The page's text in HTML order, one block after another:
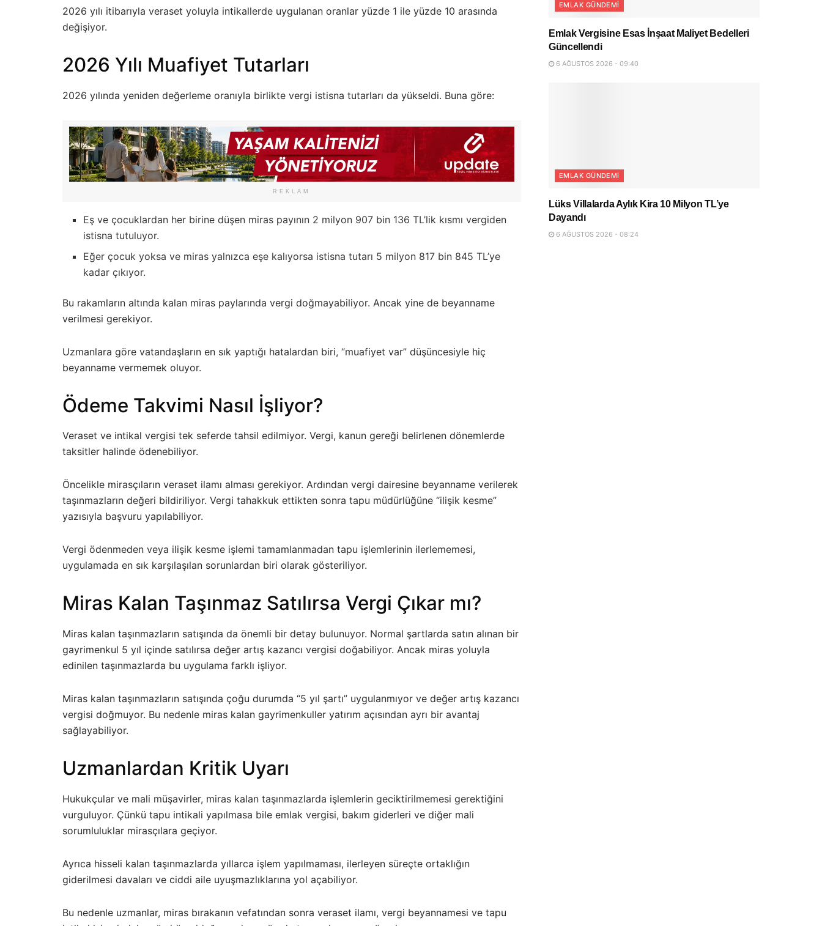
2026 yılı itibarıyla veraset yoluyla intikallerde uygulanan oranlar yüzde 1 ile yüzde 10 arasında
değişiyor.
2026 Yılı Muafiyet Tutarları
2026 yılında yeniden değerleme oranıyla birlikte vergi istisna tutarları da yükseldi. Buna göre:
REKLAM
Eş ve çocuklardan her birine düşen miras payının 2 milyon 907 bin 136 TL’lik kısmı vergiden
istisna tutuluyor.
Eğer çocuk yoksa ve miras yalnızca eşe kalıyorsa istisna tutarı 5 milyon 817 bin 845 TL’ye
kadar çıkıyor.
Bu rakamların altında kalan miras paylarında vergi doğmayabiliyor. Ancak yine de beyanname
verilmesi gerekiyor.
Uzmanlara göre vatandaşların en sık yaptığı hatalardan biri, “muafiyet var” düşüncesiyle hiç
beyanname vermemek oluyor.
Ödeme Takvimi Nasıl İşliyor?
Veraset ve intikal vergisi tek seferde tahsil edilmiyor. Vergi, kanun gereği belirlenen dönemlerde
taksitler halinde ödenebiliyor.
Öncelikle mirasçıların veraset ilamı alması gerekiyor. Ardından vergi dairesine beyanname verilerek
taşınmazların değeri bildiriliyor. Vergi tahakkuk ettikten sonra tapu müdürlüğüne “ilişik kesme”
yazısıyla başvuru yapılabiliyor.
Vergi ödenmeden veya ilişik kesme işlemi tamamlanmadan tapu işlemlerinin ilerlememesi,
uygulamada en sık karşılaşılan sorunlardan biri olarak gösteriliyor.
Miras Kalan Taşınmaz Satılırsa Vergi Çıkar mı?
Miras kalan taşınmazların satışında da önemli bir detay bulunuyor. Normal şartlarda satın alınan bir
gayrimenkul 5 yıl içinde satılırsa değer artış kazancı vergisi doğabiliyor. Ancak miras yoluyla
edinilen taşınmazlarda bu uygulama farklı işliyor.
Miras kalan taşınmazların satışında çoğu durumda “5 yıl şartı” uygulanmıyor ve değer artış kazancı
vergisi doğmuyor. Bu nedenle miras kalan gayrimenkuller yatırım açısından ayrı bir avantaj
sağlayabiliyor.
Uzmanlardan Kritik Uyarı
Hukukçular ve mali müşavirler, miras kalan taşınmazlarda işlemlerin geciktirilmemesi gerektiğini
vurguluyor. Çünkü tapu intikali yapılmasa bile emlak vergisi, bakım giderleri ve diğer mali
sorumluluklar mirasçılara geçiyor.
Ayrıca hisseli kalan taşınmazlarda yıllarca işlem yapılmaması, ilerleyen süreçte ortaklığın
giderilmesi davaları ve ciddi aile uyuşmazlıklarına yol açabiliyor.
Bu nedenle uzmanlar, miras bırakanın vefatından sonra veraset ilamı, vergi beyannamesi ve tapu
EMLAK GÜNDEMI
Emlak Vergisine Esas İnşaat Maliyet Bedelleri
Güncellendi
6 AĞUSTOS 2026 - 09:40
EMLAK GÜNDEMI
Lüks Villalarda Aylık Kira 10 Milyon TL’ye
Dayandı
6 AĞUSTOS 2026 - 08:24